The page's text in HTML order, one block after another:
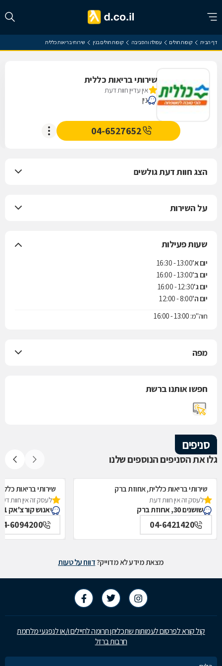
דף הבית קופות חולים עפולה והסביבה קופות חולים בנין שירותי בריאות כללית
שירותי בריאות כללית
אין עדיין חוות דעת
נין
04-6527652
הצג חוות דעת גולשים
על השירות
שעות פעילות
יום א'13:00 - 16:30
יום ב'13:00 - 16:00
יום ג'12:30 - 16:00
יום ה'8:00 - 12:00
חוה"מ: 13:00 - 16:00
מפה
חפשו אותנו ברשת
סניפים
גלו את הסניפים הנוספים שלנו
שירותי בריאות כללית, אחוזת ברק
לעסק זה אין חוות דעת
שושנים 30, אחוזת ברק
04-6421420
שירותי בריאות
לעסק זה אין חוות
יאנוש קורצ'אק 1, עפולה
6094200
מצאת מידע לא מדוייק?דווח על טעות
קול קורא לפרסום לעמותות שתכליתן תרומה לחיילים ו/או לנפגעי מלחמת
חרבות ברזל